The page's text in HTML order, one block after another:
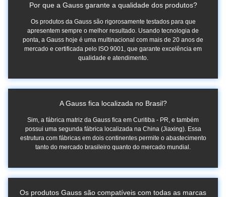
Por que a Gauss garante a qualidade dos produtos?
Os produtos da Gauss são rigorosamente testados para que
apresentem sempre o melhor resultado. Usando tecnologia de
ponta, a Gauss hoje é uma multinacional com mais de 20 anos de
mercado e certificada pelo ISO 9001, que garante excelência em
qualidade e atendimento.
A Gauss fica localizada no Brasil?
Sim, a fábrica matriz da Gauss fica em Curitiba - PR, e também
possui uma segunda fábrica localizada na China (Jiaxing). Essa
estrutura com fábricas em dois continentes permite o abastecimento
tanto do mercado brasileiro quanto do mercado mundial.
Os produtos Gauss são compatíveis com todas as marcas